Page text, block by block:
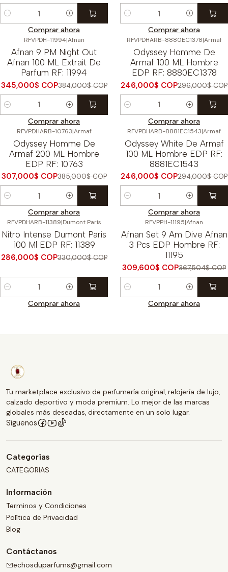
Cantidad
Comprar ahora
Cantidad
Comprar ahora
RFVPDH-11994|Afnan
Afnan 9 PM Night Out
Afnan 100 ML Extrait De
Parfum RF: 11994
345,000$ COP384,000$ COP
Cantidad
Comprar ahora
RFVPDHARB-8880EC1378|Armaf
Odyssey Homme De
Armaf 100 ML Hombre
EDP RF: 8880EC1378
246,000$ COP296,000$ COP
Cantidad
Comprar ahora
OFF
RFVPDHARB-10763|Armaf
Odyssey Homme De
Armaf 200 ML Hombre
EDP RF: 10763
307,000$ COP385,000$ COP
Cantidad
Comprar ahora
-16% OFF
RFVPDHARB-8881EC1543|Armaf
Odyssey White De Armaf
100 ML Hombre EDP RF:
8881EC1543
246,000$ COP294,000$ COP
Cantidad
Comprar ahora
RFVPDHARB-11389|Dumont Paris
Nitro Intense Dumont Paris
100 Ml EDP RF: 11389
286,000$ COP330,000$ COP
Cantidad
Comprar ahora
RFVPPH-11195|Afnan
Afnan Set 9 Am Dive Afnan
3 Pcs EDP Hombre RF:
11195
309,600$ COP367,504$ COP
Cantidad
Comprar ahora
Tu marketplace exclusivo de perfumería original, relojería de lujo,
calzado deportivo y moda premium. Lo mejor de las marcas
globales más deseadas, directamente en un solo lugar.
Síguenos
Categorías
CATEGORIAS
Información
Terminos y Condiciones
Política de Privacidad
Blog
Contáctanos
echosduparfums@gmail.com